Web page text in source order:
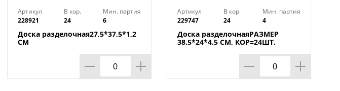
Артикул
228921
В кор.
24
Мин. партия
6
Доска разделочная27,5*37,5*1,2
СМ
Артикул
229747
В кор.
24
Мин. партия
4
Доска разделочнаяРАЗМЕР
38.5*24*4.5 СМ, КОР=24ШТ.